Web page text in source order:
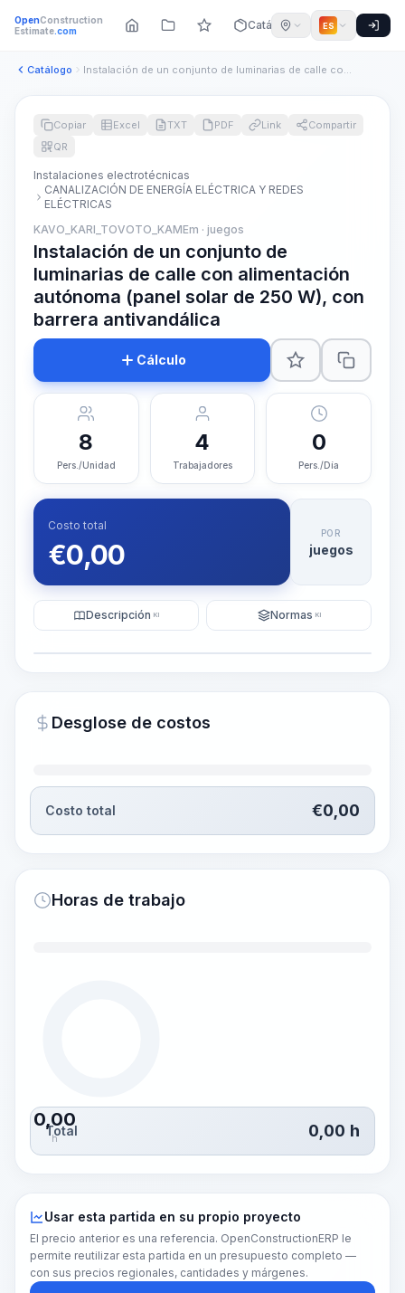
OpenConstruction
Estimate.com Catálogo ES
Catálogo Instalación de un conjunto de luminarias de calle con alimen...
~15-30 Sek.
Copiar Excel TXT PDF Link
Compartir
QR
Instalaciones electrotécnicas
CANALIZACIÓN DE ENERGÍA ELÉCTRICA Y REDES
ELÉCTRICAS
KAVO_KARI_TOVOTO_KAMEm · juegos
Instalación de un conjunto de
luminarias de calle con alimentación
autónoma (panel solar de 250 W), con
barrera antivandálica
Cálculo
8
Pers./Unidad
4
Trabajadores
0
Pers./Día
Costo total
€0,00
POR
juegos
Descripción KI Normas KI
Desglose de costos
Costo total €0,00
Horas de trabajo
0,00
h
Total 0,00 h
Usar esta partida en su propio proyecto
El precio anterior es una referencia. OpenConstructionERP le
permite reutilizar esta partida en un presupuesto completo —
con sus precios regionales, cantidades y márgenes.